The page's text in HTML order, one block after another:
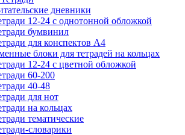
дневники
12-24 с однотонной обложкой
бумвинил
для конспектов А4
блоки для тетрадей на кольцах
12-24 с цветной обложкой
60-200
40-48
для нот
на кольцах
тематические
словарики